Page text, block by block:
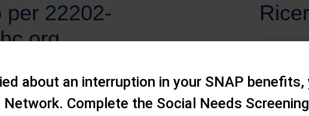
per 22202-
about an interruption in your SNAP
Complete the Social Needs